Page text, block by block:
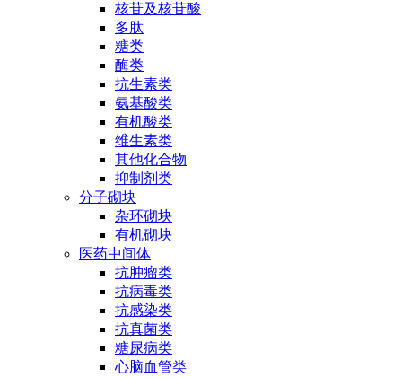
核苷及核苷酸
多肽
糖类
酶类
抗生素类
氨基酸类
有机酸类
维生素类
其他化合物
抑制剂类
分子砌块
杂环砌块
有机砌块
医药中间体
抗肿瘤类
抗病毒类
抗感染类
抗真菌类
糖尿病类
心脑血管类